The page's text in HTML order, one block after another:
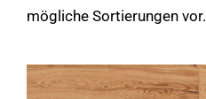
mögliche Sortierungen vor.